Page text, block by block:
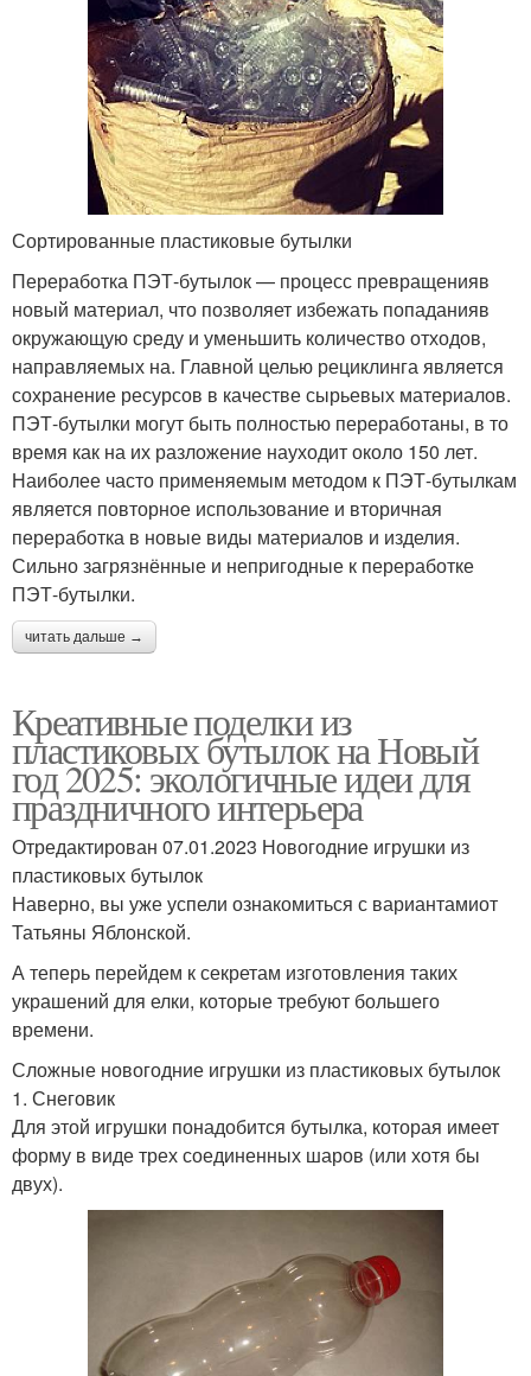
Сортированные пластиковые бутылки
Переработка ПЭТ-бутылок — процесс превращенияв
новый материал, что позволяет избежать попаданияв
окружающую среду и уменьшить количество отходов,
направляемых на. Главной целью рециклинга является
сохранение ресурсов в качестве сырьевых материалов.
ПЭТ-бутылки могут быть полностью переработаны, в то
время как на их разложение науходит около 150 лет.
Наиболее часто применяемым методом к ПЭТ-бутылкам
является повторное использование и вторичная
переработка в новые виды материалов и изделия.
Сильно загрязнённые и непригодные к переработке
ПЭТ-бутылки.
читать дальше →
Креативные поделки из
пластиковых бутылок на Новый
год 2025: экологичные идеи для
праздничного интерьера
Отредактирован 07.01.2023 Новогодние игрушки из
пластиковых бутылок
Наверно, вы уже успели ознакомиться с вариантамиот
Татьяны Яблонской.
А теперь перейдем к секретам изготовления таких
украшений для елки, которые требуют большего
времени.
Сложные новогодние игрушки из пластиковых бутылок
1. Снеговик
Для этой игрушки понадобится бутылка, которая имеет
форму в виде трех соединенных шаров (или хотя бы
двух).